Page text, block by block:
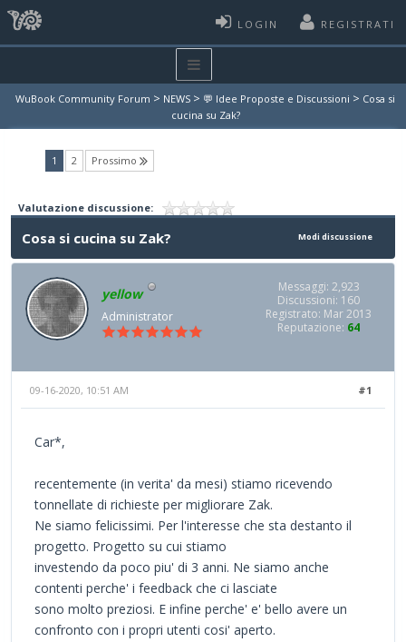
LOGIN REGISTRATI
WuBook Community Forum > NEWS > 💬 Idee Proposte e Discussioni > Cosa si
cucina su Zak?
1 (current)
2 Prossimo
Valutazione discussione:
Modi discussione
Cosa si cucina su Zak?
yellow
Administrator
Messaggi: 2,923
Discussioni: 160
Registrato: Mar 2013
Reputazione: 64
#1
09-16-2020, 10:51 AM
Car*,
recentemente (in verita' da mesi) stiamo ricevendo
tonnellate di richieste per migliorare Zak.
Ne siamo felicissimi. Per l'interesse che sta destanto il
progetto. Progetto su cui stiamo
investendo da poco piu' di 3 anni. Ne siamo anche
contenti perche' i feedback che ci lasciate
sono molto preziosi. E infine perche' e' bello avere un
confronto con i propri utenti cosi' aperto.